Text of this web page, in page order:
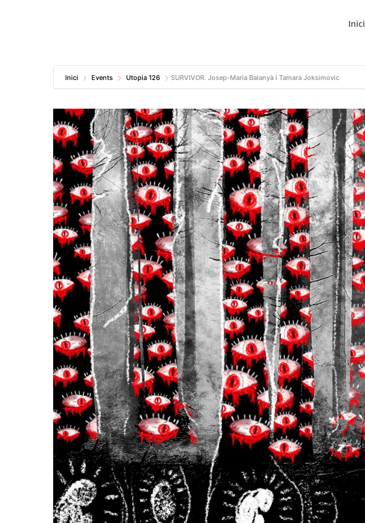
Inici
Inici Events Utopia 126 SURVIVOR. Josep-Maria Balanyà i Tamara Joksimovic